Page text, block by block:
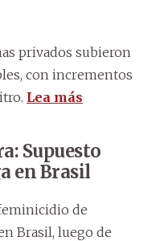
privados subieron
con incrementos
Lea más
Supuesto
en Brasil
de
Brasil, luego de